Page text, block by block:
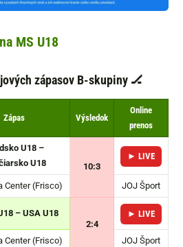
MS U18
zápasov B-skupiny 🏒
Zápas Výsledok
Online
prenos
U18 –
U18
10:3
► LIVE
Center (Frisco) JOJ Šport
– USA U18
2:4
► LIVE
Center (Frisco) JOJ Šport